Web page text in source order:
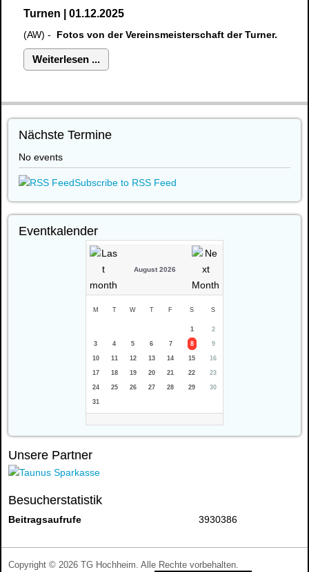
Turnen | 01.12.2025
(AW) - Fotos von der Vereinsmeisterschaft der Turner.
Weiterlesen ...
Nächste Termine
No events
Subscribe to RSS Feed
Eventkalender
August 2026
M T W T F S S
1 2
3 4 5 6 7 8 9
10 11 12 13 14 15 16
17 18 19 20 21 22 23
24 25 26 27 28 29 30
31
Unsere Partner
Besucherstatistik
Beitragsaufrufe 3930386
Copyright © 2026 TG Hochheim. Alle Rechte vorbehalten.